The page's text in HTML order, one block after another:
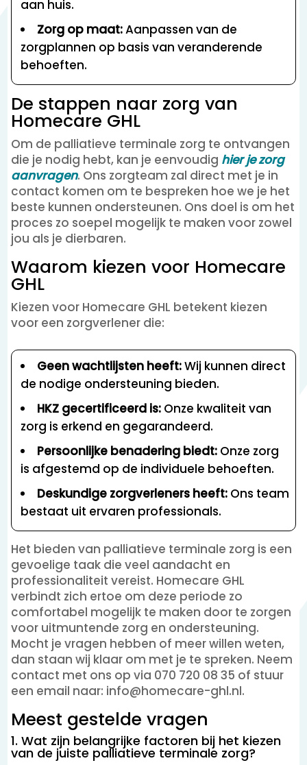
aan huis.
Zorg op maat:Aanpassen van de
zorgplannen op basis van veranderende
behoeften.
De stappen naar zorg van
Homecare GHL
Om de palliatieve terminale zorg te ontvangen
die je nodig hebt, kan je eenvoudig hier je zorg
aanvragen. Ons zorgteam zal direct met je in
contact komen om te bespreken hoe we je het
beste kunnen ondersteunen. Ons doel is om het
proces zo soepel mogelijk te maken voor zowel
jou als je dierbaren.
Waarom kiezen voor Homecare
GHL
Kiezen voor Homecare GHL betekent kiezen
voor een zorgverlener die:
Geen wachtlijsten heeft:Wij kunnen direct
de nodige ondersteuning bieden.
HKZ gecertificeerd is: Onze kwaliteit van
zorg is erkend en gegarandeerd.
Persoonlijke benadering biedt: Onze zorg
is afgestemd op de individuele behoeften.
Deskundige zorgverleners heeft: Ons team
bestaat uit ervaren professionals.
Het bieden van palliatieve terminale zorg is een
gevoelige taak die veel aandacht en
professionaliteit vereist. Homecare GHL
verbindt zich ertoe om deze periode zo
comfortabel mogelijk te maken door te zorgen
voor uitmuntende zorg en ondersteuning.
Mocht je vragen hebben of meer willen weten,
dan staan wij klaar om met je te spreken. Neem
contact met ons op via 070 720 08 35 of stuur
een email naar: info@homecare-ghl.nl.
Meest gestelde vragen
1. Wat zijn belangrijke factoren bij het kiezen
van de juiste palliatieve terminale zorg?